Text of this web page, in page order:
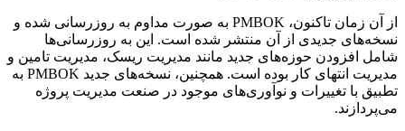
از آن زمان تاکنون، PMBOK به صورت مداوم به روزرسانی شده و
جدیدی از آن منتشر شده است. این به روزرسانی‌ها
افزودن حوزه‌های جدید مانند مدیریت ریسک، مدیریت تامین و
مدیریت انتهای کار بوده است. همچنین، نسخه‌های جدید PMBOK به
با تغییرات و نوآوری‌های موجود در صنعت مدیریت پروژه